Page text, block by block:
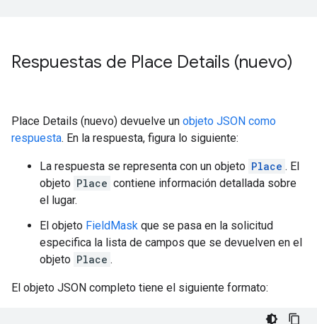
Respuestas de Place Details (nuevo)
Place Details (nuevo) devuelve un objeto JSON como
respuesta. En la respuesta, figura lo siguiente:
La respuesta se representa con un objeto Place . El
objeto Place contiene información detallada sobre
el lugar.
El objeto FieldMask que se pasa en la solicitud
especifica la lista de campos que se devuelven en el
objeto Place .
El objeto JSON completo tiene el siguiente formato: